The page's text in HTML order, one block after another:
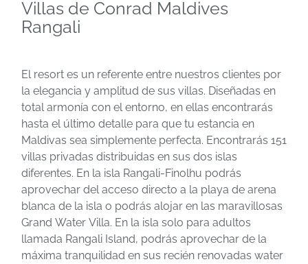
Villas de Conrad Maldives
Rangali
El resort es un referente entre nuestros clientes por
la elegancia y amplitud de sus villas. Diseñadas en
total armonía con el entorno, en ellas encontrarás
hasta el último detalle para que tu estancia en
Maldivas sea simplemente perfecta. Encontrarás 151
villas privadas distribuidas en sus dos islas
diferentes. En la isla Rangali-Finolhu podrás
aprovechar del acceso directo a la playa de arena
blanca de la isla o podrás alojar en las maravillosas
Grand Water Villa. En la isla solo para adultos
llamada Rangali Island, podrás aprovechar de la
máxima tranquilidad en sus recién renovadas water